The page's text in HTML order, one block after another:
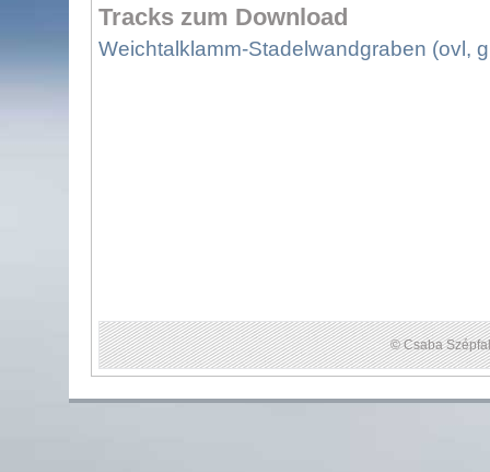
Tracks zum Download
Weichtalklamm-Stadelwandgraben (ovl,
© Csaba